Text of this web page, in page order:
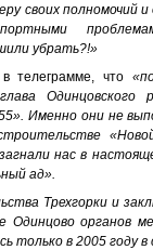
своих полномочий
убрать?!»
в телеграмме, что
Одинцовского
Именно они не
нас в
ад».
Трехгорки и
Одинцово органов
только в 2005 году